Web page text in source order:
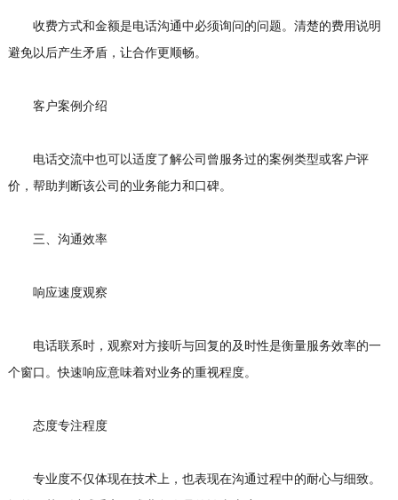
收费方式和金额是电话沟通中必须询问的问题。清楚的费用说明
避免以后产生矛盾，让合作更顺畅。
客户案例介绍
电话交流中也可以适度了解公司曾服务过的案例类型或客户评
价，帮助判断该公司的业务能力和口碑。
三、沟通效率
响应速度观察
电话联系时，观察对方接听与回复的及时性是衡量服务效率的一
个窗口。快速响应意味着对业务的重视程度。
态度专注程度
专业度不仅体现在技术上，也表现在沟通过程中的耐心与细致。